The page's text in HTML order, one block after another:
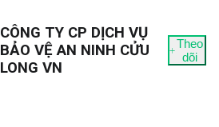
CÔNG TY CP DỊCH VỤ
BẢO VỆ AN NINH CỬU
LONG VN
Theo
dõi